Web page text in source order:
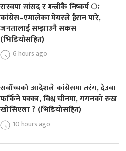
रास्वपा सांसद र मन्त्रीकै निष्कर्ष ः
कांग्रेस–एमालेका मेयरले हैरान पारे,
जनतालाई सम्झाउनै सकस
(भिडियोसहित)
6 hours ago
सर्वोच्चको आदेशले कांग्रेसमा तरंग, देउवा
फर्किने पक्का, विश्व चीनमा, गगनको रुख
खोसिएला ? (भिडियोसहित)
10 hours ago